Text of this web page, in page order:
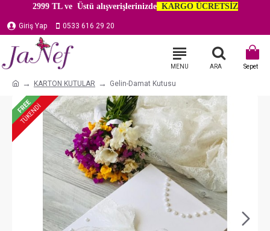
2999 TL ve Üstü alışverişlerinizdeKARGO ÜCRETSİZ
Giriş Yap 0533 616 29 20
KARTON KUTULAR Gelin-Damat Kutusu
FREE
TÜKENDİ